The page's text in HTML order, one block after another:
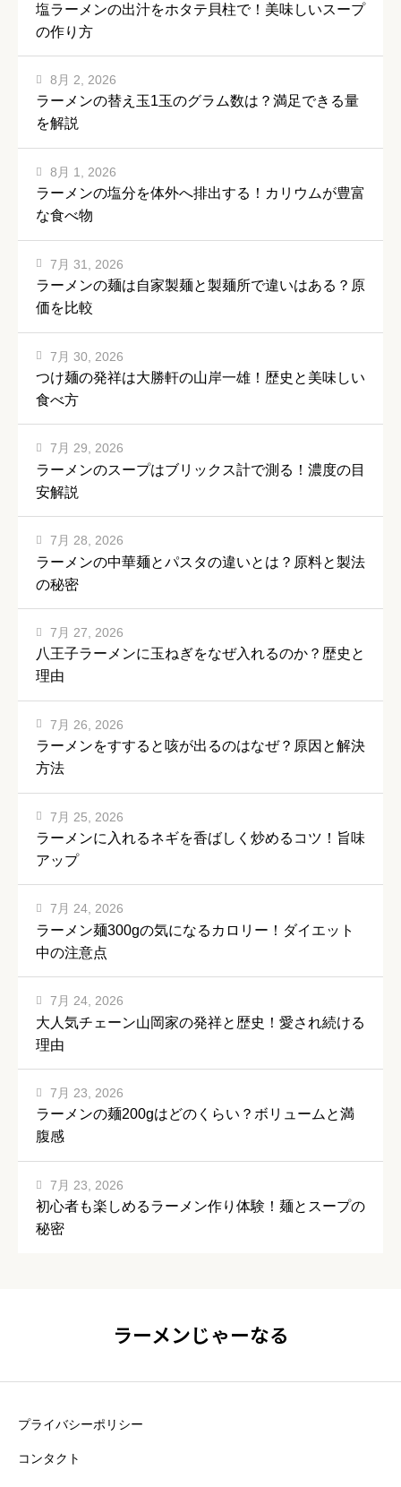
塩ラーメンの出汁をホタテ貝柱で！美味しいスープ
の作り方
ラーメンの替え玉1玉のグラム数は？満足できる量
を解説
8月 2, 2026
ラーメンの塩分を体外へ排出する！カリウムが豊富
な食べ物
8月 1, 2026
ラーメンの麺は自家製麺と製麺所で違いはある？原
価を比較
7月 31, 2026
つけ麺の発祥は大勝軒の山岸一雄！歴史と美味しい
食べ方
7月 30, 2026
ラーメンのスープはブリックス計で測る！濃度の目
安解説
7月 29, 2026
ラーメンの中華麺とパスタの違いとは？原料と製法
の秘密
7月 28, 2026
八王子ラーメンに玉ねぎをなぜ入れるのか？歴史と
理由
7月 27, 2026
ラーメンをすすると咳が出るのはなぜ？原因と解決
方法
7月 26, 2026
ラーメンに入れるネギを香ばしく炒めるコツ！旨味
アップ
7月 25, 2026
ラーメン麺300gの気になるカロリー！ダイエット
中の注意点
7月 24, 2026
大人気チェーン山岡家の発祥と歴史！愛され続ける
理由
7月 24, 2026
ラーメンの麺200gはどのくらい？ボリュームと満
腹感
7月 23, 2026
初心者も楽しめるラーメン作り体験！麺とスープの
秘密
7月 23, 2026
ラーメンじゃーなる
プライバシーポリシー
コンタクト